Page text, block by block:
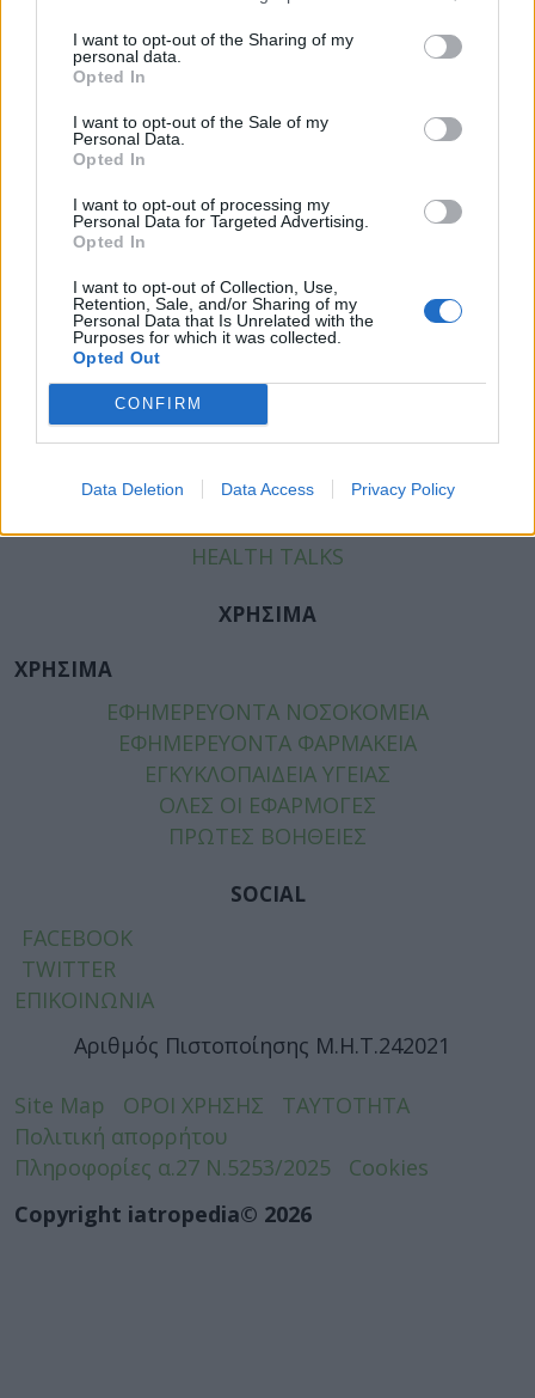
I want to opt-out of the Sharing of my
personal data.
Opted In
I want to opt-out of the Sale of my
Personal Data.
Opted In
I want to opt-out of processing my
Personal Data for Targeted Advertising.
Opted In
I want to opt-out of Collection, Use,
Retention, Sale, and/or Sharing of my
Personal Data that Is Unrelated with the
Purposes for which it was collected.
Opted Out
CONFIRM
Data Deletion Data Access Privacy Policy
Facebook
Tags:ΕΘΕΛΟΝΤΙΚΗ ΑΙΜΟΔΟΣΙΑ
ΙΑΤΡΙΚΟΣ
ΣΥΛΛΟΓΟΣ ΘΕΣΣΑΛΟΝΙΚΗΣ
ΚΑΤΗΓΟΡΙΕΣ
ΕΙΔΗΣΕΙΣ
ΨΥΧΙΚΗ ΥΓΕΙΑ
ΕΠΙΧΕΙΡΕΙΝ
HEALTH TALKS
ΧΡΗΣΙΜΑ
ΧΡΗΣΙΜΑ
ΕΦΗΜΕΡΕΥΟΝΤΑ ΝΟΣΟΚΟΜΕΙΑ
ΕΦΗΜΕΡΕΥΟΝΤΑ ΦΑΡΜΑΚΕΙΑ
ΕΓΚΥΚΛΟΠΑΙΔΕΙΑ ΥΓΕΙΑΣ
ΟΛΕΣ ΟΙ ΕΦΑΡΜΟΓΕΣ
ΠΡΩΤΕΣ ΒΟΗΘΕΙΕΣ
SOCIAL
FACEBOOK
TWITTER
ΕΠΙΚΟΙΝΩΝΙΑ
Αριθμός Πιστοποίησης Μ.Η.Τ.242021
Site Map ΟΡΟΙ ΧΡΗΣΗΣ
ΤΑΥΤΟΤΗΤΑ
Πολιτική απορρήτου
Πληροφορίες α.27 Ν.5253/2025
Cookies
Copyright iatropedia© 2026